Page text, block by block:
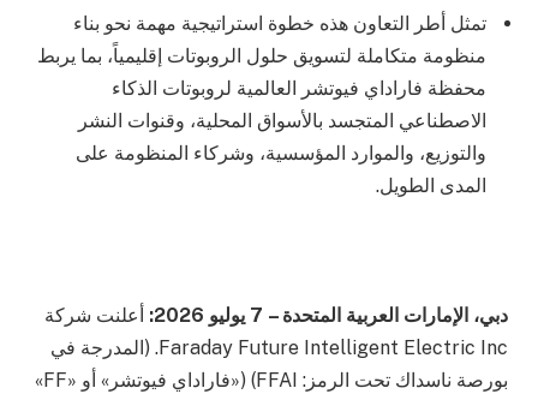
تمثل أطر التعاون هذه خطوة استراتيجية مهمة نحو بناء
منظومة متكاملة لتسويق حلول الروبوتات إقليمياً، بما يربط
محفظة فاراداي فيوتشر العالمية لروبوتات الذكاء
الاصطناعي المتجسد بالأسواق المحلية، وقنوات النشر
والتوزيع، والموارد المؤسسية، وشركاء المنظومة على
المدى الطويل.
دبي، الإمارات العربية المتحدة – 7 يوليو 2026:
أعلنت شركة
Faraday Future Intelligent Electric Inc. (المدرجة في
بورصة ناسداك تحت الرمز: FFAI) («فاراداي فيوتشر» أو «FF»